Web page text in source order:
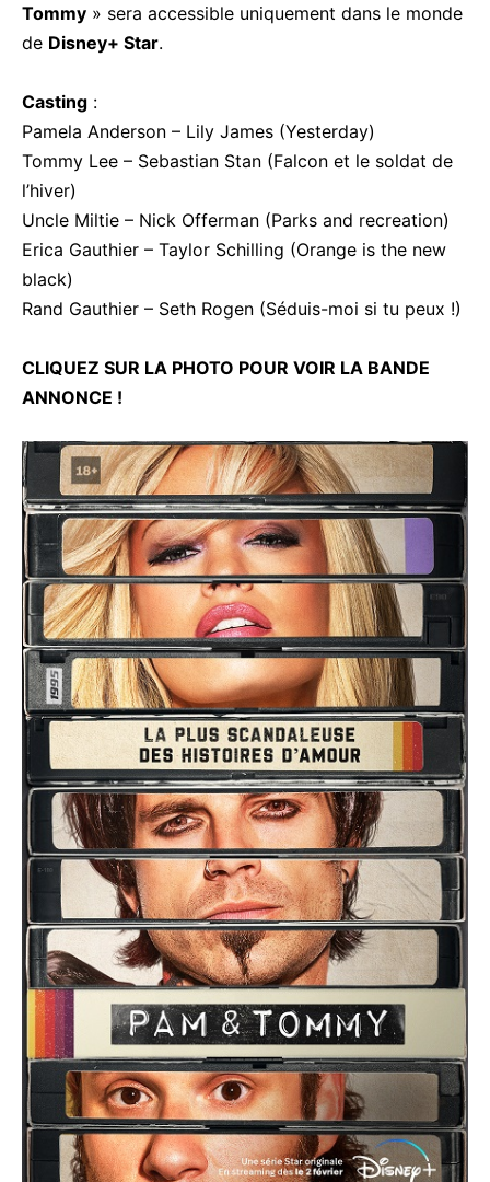
Tommy » sera accessible uniquement dans le monde
de Disney+ Star.
Casting :
Pamela Anderson – Lily James (Yesterday)
Tommy Lee – Sebastian Stan (Falcon et le soldat de
l’hiver)
Uncle Miltie – Nick Offerman (Parks and recreation)
Erica Gauthier – Taylor Schilling (Orange is the new
black)
Rand Gauthier – Seth Rogen (Séduis-moi si tu peux !)
CLIQUEZ SUR LA PHOTO POUR VOIR LA BANDE
ANNONCE !